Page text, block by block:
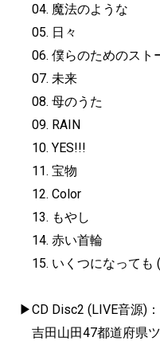
04. 魔法のような
05. 日々
06. 僕らのためのスト
07. 未来
08. 母のうた
09. RAIN
10. YES!!!
11. 宝物
12. Color
13. もやし
14. 赤い首輪
15. いくつになっても
▶︎CD Disc2 (LIVE音源)：
吉田山田47都道府県